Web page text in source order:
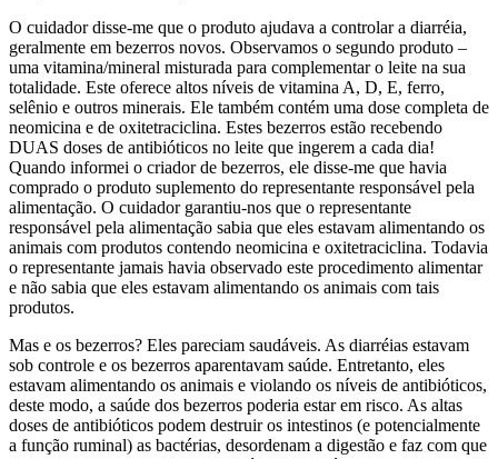
O cuidador disse-me que o produto ajudava a controlar a diarréia,
geralmente em bezerros novos. Observamos o segundo produto –
uma vitamina/mineral misturada para complementar o leite na sua
totalidade. Este oferece altos níveis de vitamina A, D, E, ferro,
selênio e outros minerais. Ele também contém uma dose completa de
neomicina e de oxitetraciclina. Estes bezerros estão recebendo
DUAS doses de antibióticos no leite que ingerem a cada dia!
Quando informei o criador de bezerros, ele disse-me que havia
comprado o produto suplemento do representante responsável pela
alimentação. O cuidador garantiu-nos que o representante
responsável pela alimentação sabia que eles estavam alimentando os
animais com produtos contendo neomicina e oxitetraciclina. Todavia
o representante jamais havia observado este procedimento alimentar
e não sabia que eles estavam alimentando os animais com tais
produtos.
Mas e os bezerros? Eles pareciam saudáveis. As diarréias estavam
sob controle e os bezerros aparentavam saúde. Entretanto, eles
estavam alimentando os animais e violando os níveis de antibióticos,
deste modo, a saúde dos bezerros poderia estar em risco. As altas
doses de antibióticos podem destruir os intestinos (e potencialmente
a função ruminal) as bactérias, desordenam a digestão e faz com que